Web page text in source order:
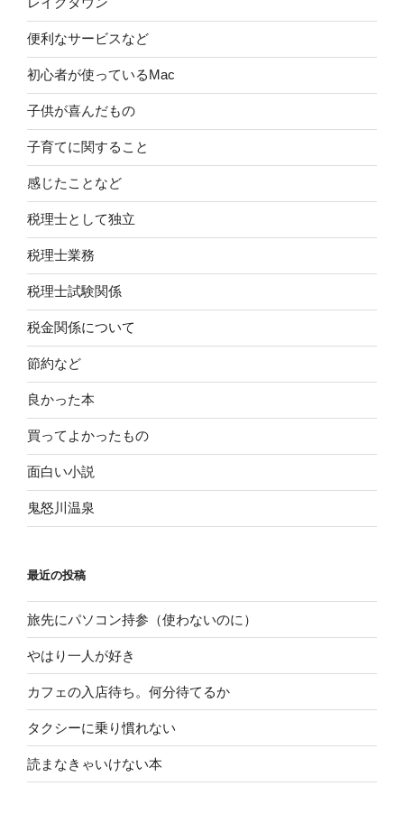
便利なサービスなど
初心者が使っているMac
子供が喜んだもの
子育てに関すること
感じたことなど
税理士として独立
税理士業務
税理士試験関係
税金関係について
節約など
良かった本
買ってよかったもの
面白い小説
鬼怒川温泉
最近の投稿
旅先にパソコン持参（使わないのに）
やはり一人が好き
カフェの入店待ち。何分待てるか
タクシーに乗り慣れない
読まなきゃいけない本